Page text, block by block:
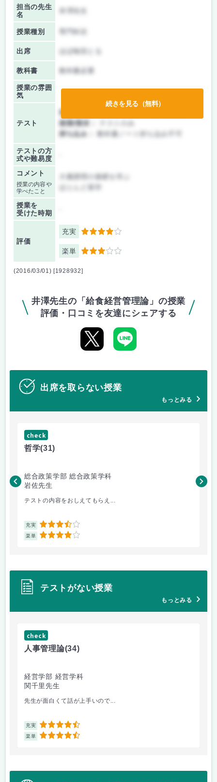
担当の先生
名
授業種別
出席 ほぼ毎回とる
教科書 教科書必要
授業の雰囲
気
テスト
前期/中間：
後期/期末：
持ち込み：
教科書ノート持ち込み不可
テストの方
式や難易度
コメント
授業の内容や
学べたこと
大量調理の基礎を学ぶ
授業を
受けた時期
評価
充実 4
楽単 3
続きを見る（無料）
(2016/03/01) [1928932]
井澤先生の「給食経営管理論」の授業
評価・口コミを友達にシェアする
出席を取らない授業
もっとみる
check
哲学(31)
総合政策学部 総合政策学科
岩佐先生
テストの内容をおしえてもらえ...
充実 3.5
楽単 4
長
テストがない授業
もっとみる
check
人事管理論(34)
経営学部 経営学科
関千里先生
先生が面白くて話が上手いので...
充実 4.5
楽単 4.5